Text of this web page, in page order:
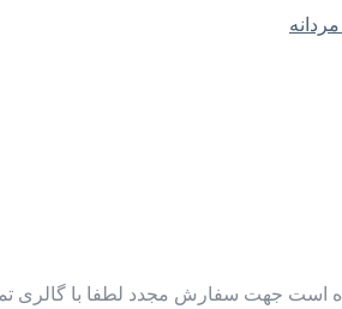
است جهت سفارش مجدد لطفا با گالری